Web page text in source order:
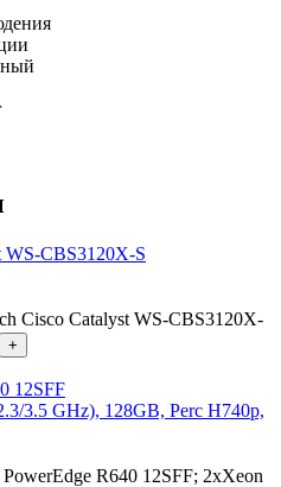
WS-CBS3120X-S
Cisco Catalyst WS-CBS3120X-
+
12SFF
3.5 GHz), 128GB, Perc H740p,
R640 12SFF; 2xXeon